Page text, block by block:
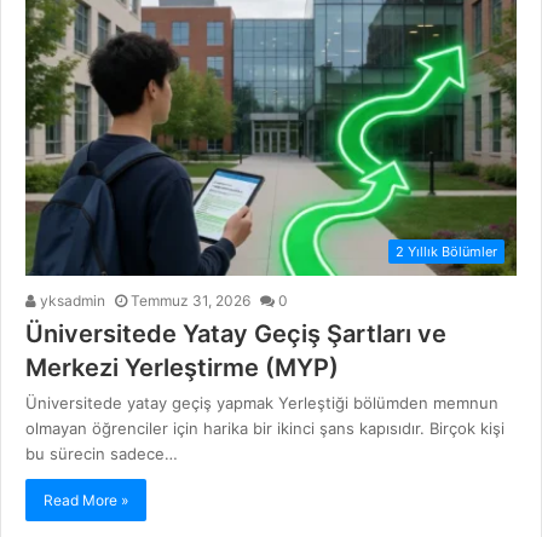
2 Yıllık Bölümler
yksadmin Temmuz 31, 2026 0
Üniversitede Yatay Geçiş Şartları ve
Merkezi Yerleştirme (MYP)
Üniversitede yatay geçiş yapmak Yerleştiği bölümden memnun
olmayan öğrenciler için harika bir ikinci şans kapısıdır. Birçok kişi
bu sürecin sadece…
Read More »